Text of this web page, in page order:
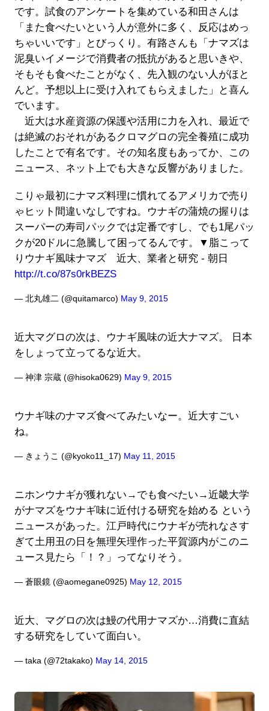
です。試食のアンケートを集めている和田さんは
「また食べたいという人が意外に多く、反応はめっ
ちゃいいです」とびっくり。有路さんも「ナマズは
泥臭いイメージで消費者の抵抗があると思いきや、
そもそも食べたことがなく、先入観のない人がほと
んど。予想以上に受け入れてもらえました」と喜ん
でいます。
近大は水産資源の保護や活用に力を入れ、最近で
は絶滅のおそれがあるクロマグロの完全養殖に成功
したことで有名です。その知名度もあってか、この
ニュース、ネット上でも大きな反響がありました。
こりゃ最初にナマズ料理に慣れてるアメリカで売り
ゃヒット間違いなしですね。ウナギの蒲焼の握りは
スーパーの寿司パックでは定番ですし、でも1尾パッ
クが20ドルに急騰して困ってるんです。▼脂こって
りウナギ風味ナマズ 近大、業者と研究 - 朝日
http://t.co/87s0rkBEZS
— 北丸雄二 (@quitamarco) May 9, 2015
近大マグロの次は、ウナギ風味の近大ナマズ。 日本
をしょって立ってるな近大。
— 神津 宗蔵 (@hisoka0629) May 9, 2015
ウナギ味のナマズ食べてみたいなー。近大すごい
ね。
— きょうこ (@kyoko11_17) May 11, 2015
ニホンウナギが獲れない→でも食べたい→近畿大学
がナマズをウナギ味に近付ける研究を始める という
ニュースがあった。江戸時代にウナギが売れなさす
ぎて土用丑の日を無理矢理作った平賀源内がこのニ
ュース見たら「！？」ってなりそう。
— 蒼眼鏡 (@aomegane0925) May 12, 2015
近大、マグロの次は鰻の代用ナマズか…消費に直結
する研究をしていて面白い。
— taka (@72takako) May 14, 2015